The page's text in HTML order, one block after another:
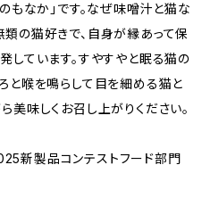
もなか」です。なぜ味噌汁と猫な
の猫好きで、自身が縁あって保
しています。すやすやと眠る猫の
と喉を鳴らして目を細める猫と
美味しくお召し上がりください。
新製品コンテストフード部門